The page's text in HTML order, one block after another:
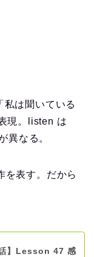
私は聞いている
現。listen は
異なる。
を表す。だから
話】Lesson 47 感